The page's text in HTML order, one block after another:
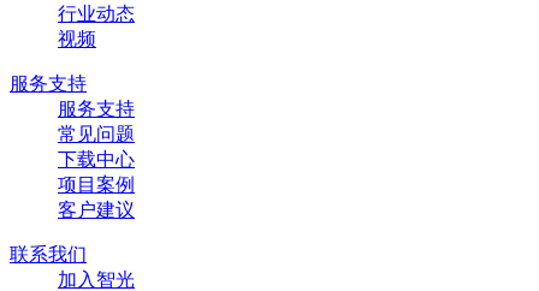
行业动态
视频
服务支持
服务支持
常见问题
下载中心
项目案例
客户建议
联系我们
加入智光